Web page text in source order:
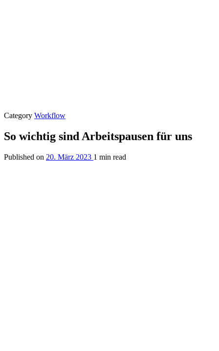
Category Workflow
So wichtig sind Arbeitspausen für uns
Published on 20. März 2023 1 min read